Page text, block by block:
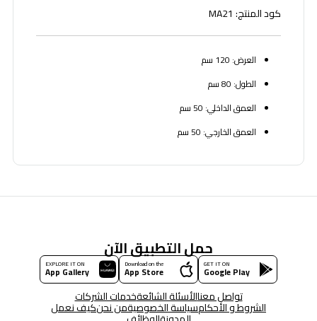
كود المنتج: MA21
العرض: 120 سم
الطول: 80 سم
العمق الداخلي: 50 سم
العمق الخارجي: 50 سم
حمل التطبيق الآن
GET IT ON
Google Play
Download on the
App Store
EXPLORE IT ON
App Gallery
تواصل معناالأسئلة الشائعةخدمات الشركات
الشروط و الأحكامسياسة الخصوصيةمن نحنكيف نعمل